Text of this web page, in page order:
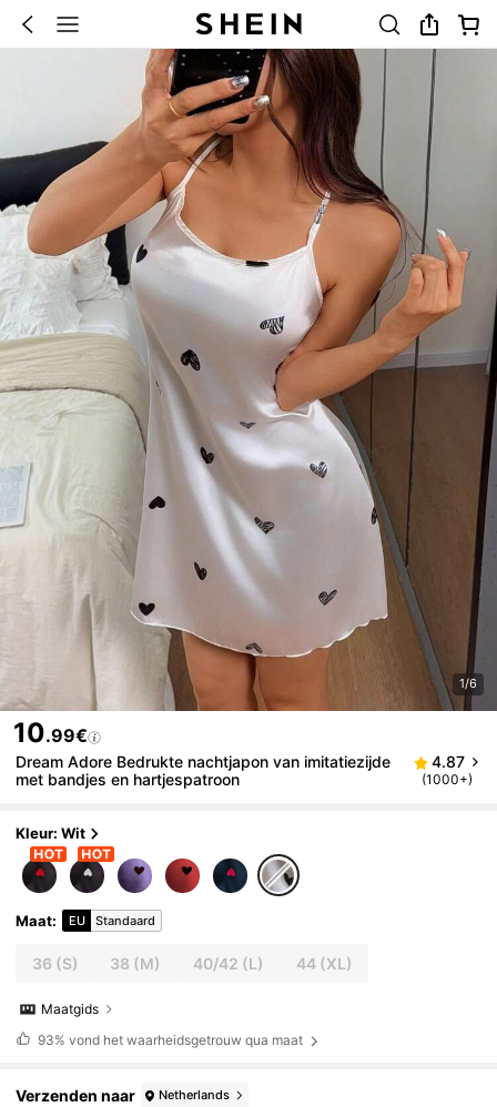
1/6
10.99€
Dream Adore Bedrukte nachtjapon van imitatiezijde
met bandjes en hartjespatroon
4.87
(1000+)
Kleur: Wit
Maat: EU Standaard
36 (S) 38 (M) 40/42 (L) 44(XL)
Maatgids
93% vond het waarheidsgetrouw qua maat
Verzenden naar Netherlands